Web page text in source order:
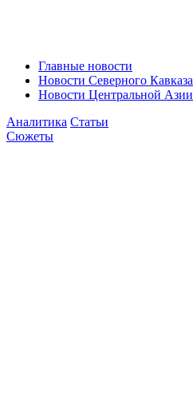
Главные новости
Новости Северного Кавказа
Новости Центральной Азии
Аналитика Статьи
Сюжеты